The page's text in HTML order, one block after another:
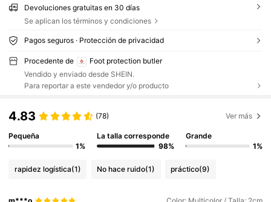
Devoluciones gratuitas en 30 días
Se aplican los términos y condiciones
Pagos seguros · Protección de privacidad
Procedente de
Foot protection butler
Vendido y enviado desde SHEIN.
Para reportar a este vendedor y/o producto
4.83 (78) Ver más
Pequeña
1%
La talla corresponde
98%
Grande
1%
rapidez logística(1) No hace ruido(1) práctico(9)